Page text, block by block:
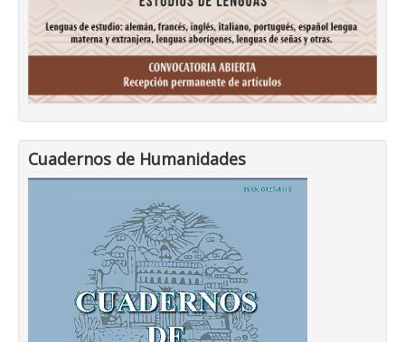
Cuadernos de Humanidades